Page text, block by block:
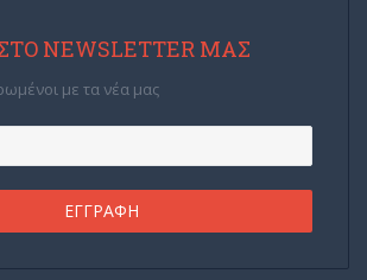
NEWSLETTER ΜΑΣ
με τα νέα μας